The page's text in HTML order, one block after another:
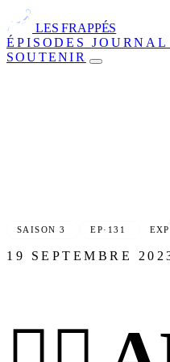
LES FRAPPÉS
ÉPISODES JOURNAL
SOUTENIR
SAISON 3 EP·131
19 SEPTEMBRE